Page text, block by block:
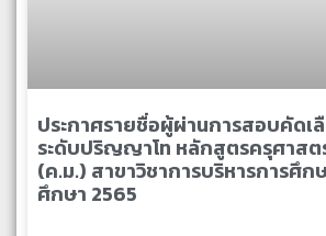
ประกาศรายชื่อผู้ผ่านการสอบคัดเ
ระดับปริญญาโท หลักสูตรครุศาส
(ค.ม.) สาขาวิชาการบริหารการศึก
ศึกษา 2565